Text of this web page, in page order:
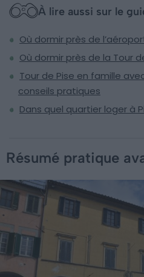
À lire aussi sur le
Où dormir près de
Où dormir près de la Tour
Tour de Pise en famille
conseils pratiques
Dans quel quartier loger à
Résumé pratique